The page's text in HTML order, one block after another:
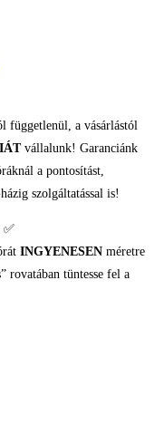
függetlenül, a vásárlástól
vállalunk! Garanciánk
a pontosítást,
szolgáltatással is!
✅
INGYENESEN méretre
rovatában tüntesse fel a